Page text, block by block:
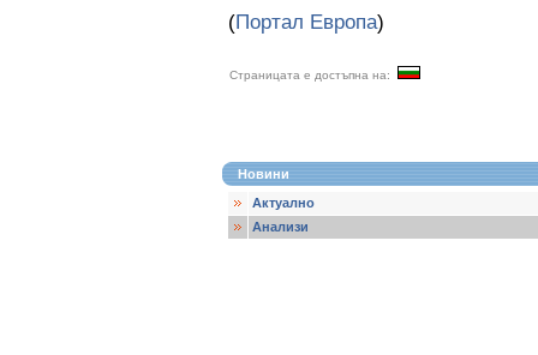
(Портал Европа)
Страницата е достъпна на:
Новини
Актуално
Анализи